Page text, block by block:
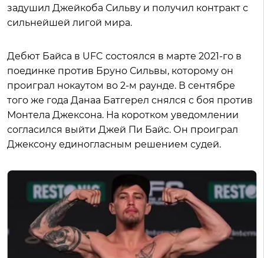
задушил Джейкоба Сильву и получил контракт с
сильнейшей лигой мира.
Дебют Байса в UFC состоялся в марте 2021-го в
поединке против Бруно Сильвы, которому он
проиграл нокаутом во 2-м раунде. В сентябре
того же года Данаа Батгерел снялся с боя против
Монтела Джексона. На коротком уведомлении
согласился выйти Джей Пи Байс. Он проиграл
Джексону единогласным решением судей.